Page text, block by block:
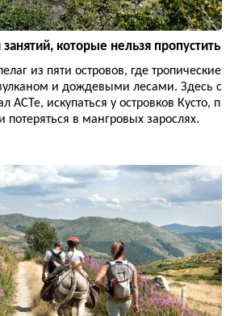
которые нельзя пропустить
из пяти островов, где тропические
и дождевыми лесами. Здесь с
ACTe, искупаться у островков Кусто, п
потеряться в мангровых зарослях.